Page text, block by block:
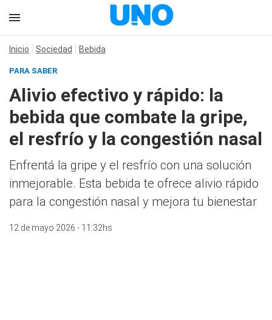
Inicio Sociedad Bebida
PARA SABER
Alivio efectivo y rápido: la
bebida que combate la gripe,
el resfrío y la congestión nasal
Enfrentá la gripe y el resfrío con una solución
inmejorable. Esta bebida te ofrece alivio rápido
para la congestión nasal y mejora tu bienestar
12 de mayo 2026 - 11:32hs